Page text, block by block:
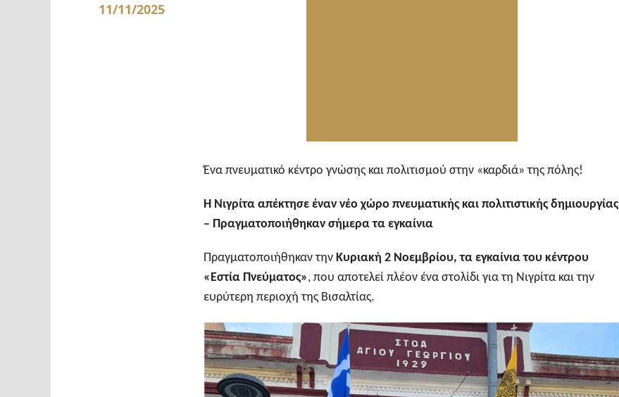
11/11/2025
Ένα πνευματικό κέντρο γνώσης και πολιτισμού στην «καρδιά» της πόλης!
Η Νιγρίτα απέκτησε έναν νέο χώρο πνευματικής και πολιτιστικής δημιουργίας
– Πραγματοποιήθηκαν σήμερα τα εγκαίνια
Πραγματοποιήθηκαν τηνΚυριακή 2 Νοεμβρίου, τα εγκαίνια του κέντρου
«Εστία Πνεύματος», που αποτελεί πλέον ένα στολίδι για τη Νιγρίτα και την
ευρύτερη περιοχή της Βισαλτίας.